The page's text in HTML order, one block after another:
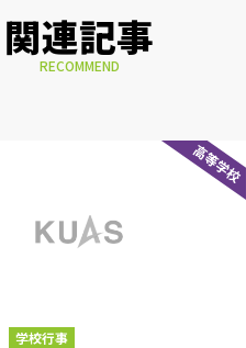
関連記事
RECOMMEND
高等学校
学校行事